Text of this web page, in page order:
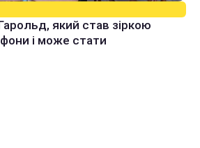
який став зіркою
і може стати